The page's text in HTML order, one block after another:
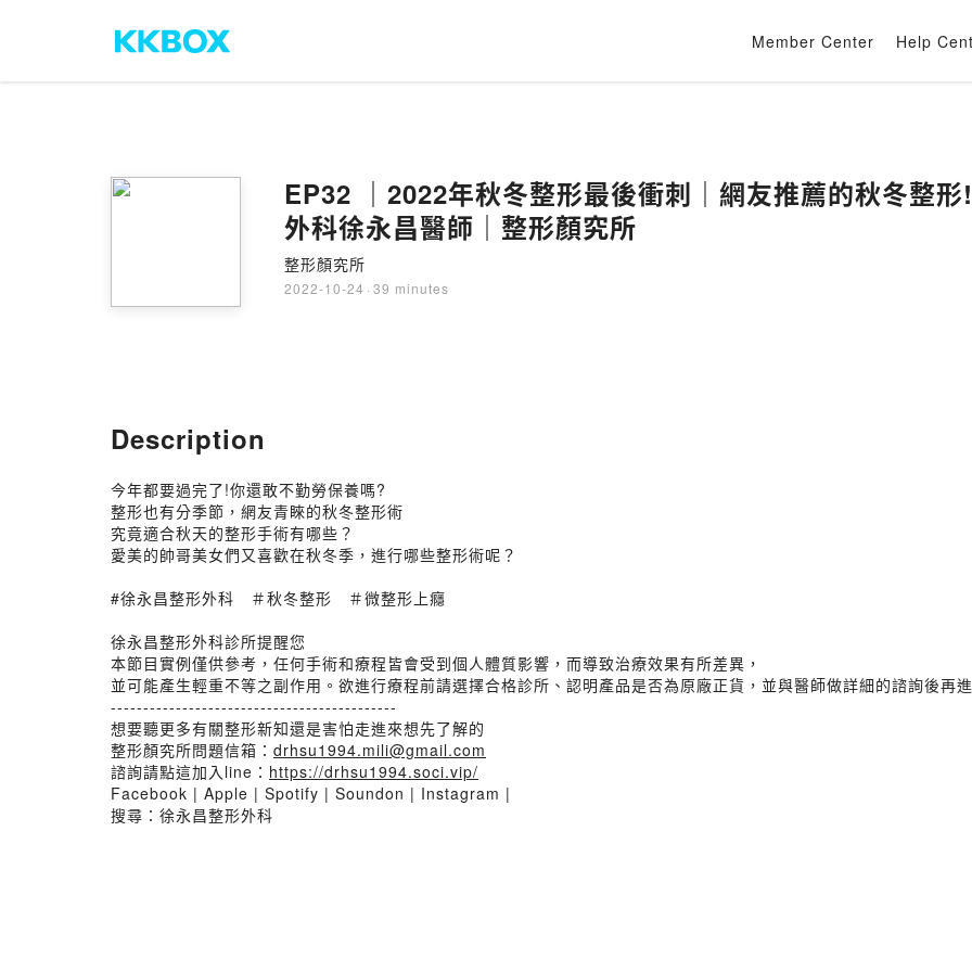
Member Center Help
EP32 ｜2022年秋冬整形最後衝刺｜網友推薦的秋冬整
外科徐永昌醫師｜整形顏究所
整形顏究所
2022-10-24 · 39 minutes
Description
今年都要過完了!你還敢不勤勞保養嗎?
整形也有分季節，網友青睞的秋冬整形術
究竟適合秋天的整形手術有哪些？
愛美的帥哥美女們又喜歡在秋冬季，進行哪些整形術呢？
#徐永昌整形外科 ＃秋冬整形 ＃微整形上癮
徐永昌整形外科診所提醒您
本節目實例僅供參考，任何手術和療程皆會受到個人體質影響，而導致治療效果有所差異，
並可能產生輕重不等之副作用。欲進行療程前請選擇合格診所、認明產品是否為原廠正貨，並與醫師做詳細的諮詢後再進
--------------------------------------------
想要聽更多有關整形新知還是害怕走進來想先了解的
整形顏究所問題信箱： drhsu1994.mili@gmail.com
諮詢請點這加入line： https://drhsu1994.soci.vip/
Facebook | Apple | Spotify | Soundon | Instagram |
搜尋：徐永昌整形外科